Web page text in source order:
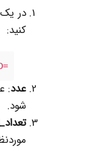
در یک
کنید:
=ROUND(عدد, تعداد_اعشار)
عدد:
شود.